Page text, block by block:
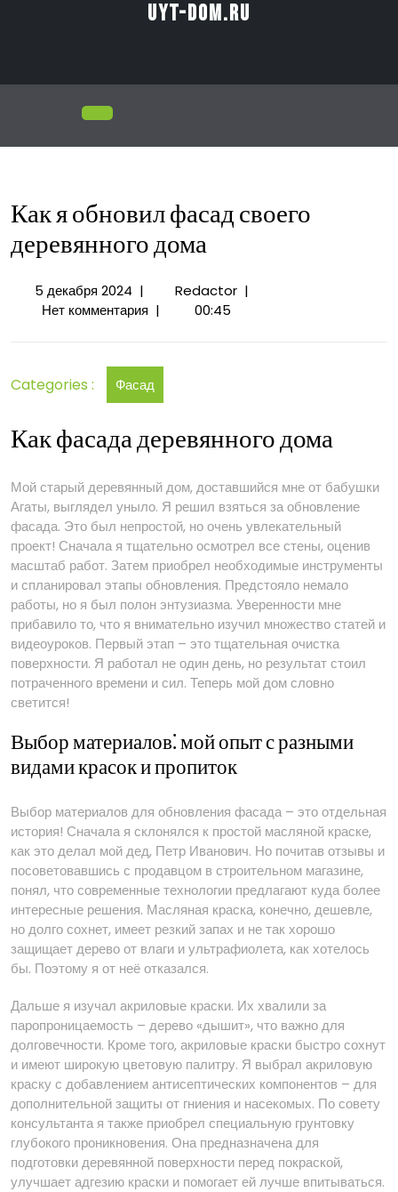
uyt-dom.ru
Как я обновил фасад своего
деревянного дома
5 декабря 20245
декабря
| RedactorКак
фасад
|
Нет комментария | 00:45
Categories : Фасад
Как фасада деревянного дома
Мой старый деревянный дом, доставшийся мне от бабушки
Агаты, выглядел уныло. Я решил взяться за обновление
фасада. Это был непростой, но очень увлекательный
проект! Сначала я тщательно осмотрел все стены, оценив
масштаб работ. Затем приобрел необходимые инструменты
и спланировал этапы обновления. Предстояло немало
работы, но я был полон энтузиазма. Уверенности мне
прибавило то, что я внимательно изучил множество статей и
видеоуроков. Первый этап – это тщательная очистка
поверхности. Я работал не один день, но результат стоил
потраченного времени и сил. Теперь мой дом словно
светится!
Выбор материалов⁚ мой опыт с разными
видами красок и пропиток
Выбор материалов для обновления фасада – это отдельная
история! Сначала я склонялся к простой масляной краске,
как это делал мой дед, Петр Иванович. Но почитав отзывы и
посоветовавшись с продавцом в строительном магазине,
понял, что современные технологии предлагают куда более
интересные решения. Масляная краска, конечно, дешевле,
но долго сохнет, имеет резкий запах и не так хорошо
защищает дерево от влаги и ультрафиолета, как хотелось
бы. Поэтому я от неё отказался.
Дальше я изучал акриловые краски. Их хвалили за
паропроницаемость – дерево «дышит», что важно для
долговечности. Кроме того, акриловые краски быстро сохнут
и имеют широкую цветовую палитру. Я выбрал акриловую
краску с добавлением антисептических компонентов – для
дополнительной защиты от гниения и насекомых. По совету
консультанта я также приобрел специальную грунтовку
глубокого проникновения. Она предназначена для
подготовки деревянной поверхности перед покраской,
улучшает адгезию краски и помогает ей лучше впитываться.